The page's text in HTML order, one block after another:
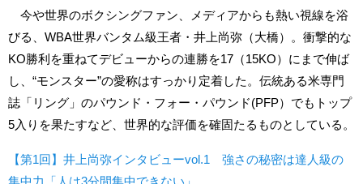
今や世界のボクシングファン、メディアからも熱い視線を浴
びる、WBA世界バンタム級王者・井上尚弥（大橋）。衝撃的な
KO勝利を重ねてデビューからの連勝を17（15KO）にまで伸ば
し、“モンスター”の愛称はすっかり定着した。伝統ある米専門
誌「リング」のパウンド・フォー・パウンド(PFP）でもトップ
5入りを果たすなど、世界的な評価を確固たるものとしている。
【第1回】井上尚弥インタビューvol.1 強さの秘密は達人級の
集中力「人は3分間集中できない」